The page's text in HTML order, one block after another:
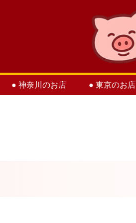
● 神奈川のお店 ● 東京のお店